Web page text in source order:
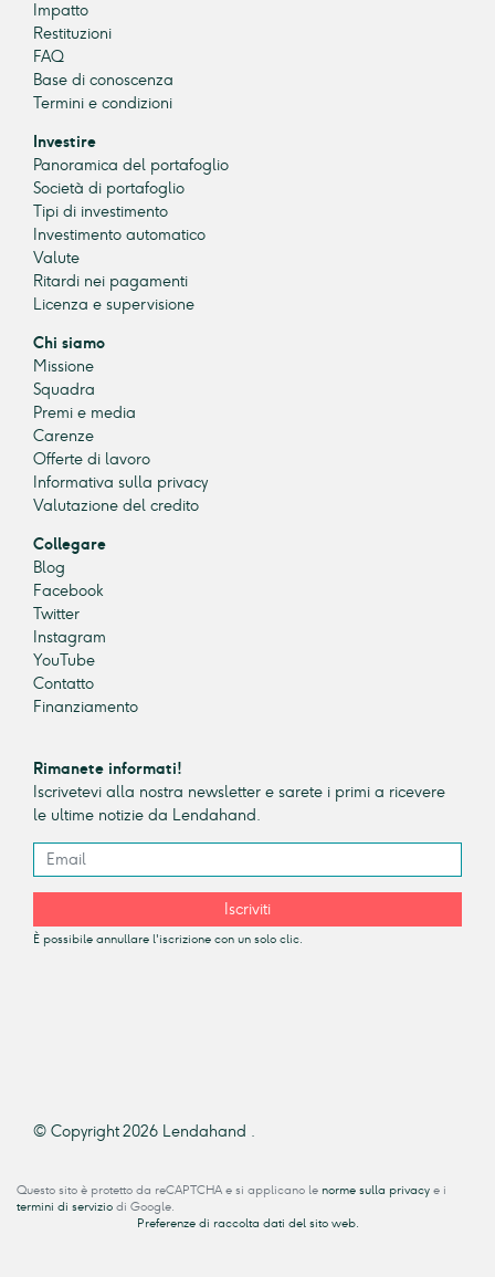
Impatto
Restituzioni
FAQ
Base di conoscenza
Termini e condizioni
Investire
Panoramica del portafoglio
Società di portafoglio
Tipi di investimento
Investimento automatico
Valute
Ritardi nei pagamenti
Licenza e supervisione
Chi siamo
Missione
Squadra
Premi e media
Carenze
Offerte di lavoro
Informativa sulla privacy
Valutazione del credito
Collegare
Blog
Facebook
Twitter
Instagram
YouTube
Contatto
Finanziamento
Rimanete informati!
Iscrivetevi alla nostra newsletter e sarete i primi a ricevere
le ultime notizie da Lendahand.
Iscriviti
È possibile annullare l'iscrizione con un solo clic.
© Copyright 2026 Lendahand .
Questo sito è protetto da reCAPTCHA e si applicano le norme sulla privacy e i
termini di servizio di Google.
Preferenze di raccolta dati del sito web.